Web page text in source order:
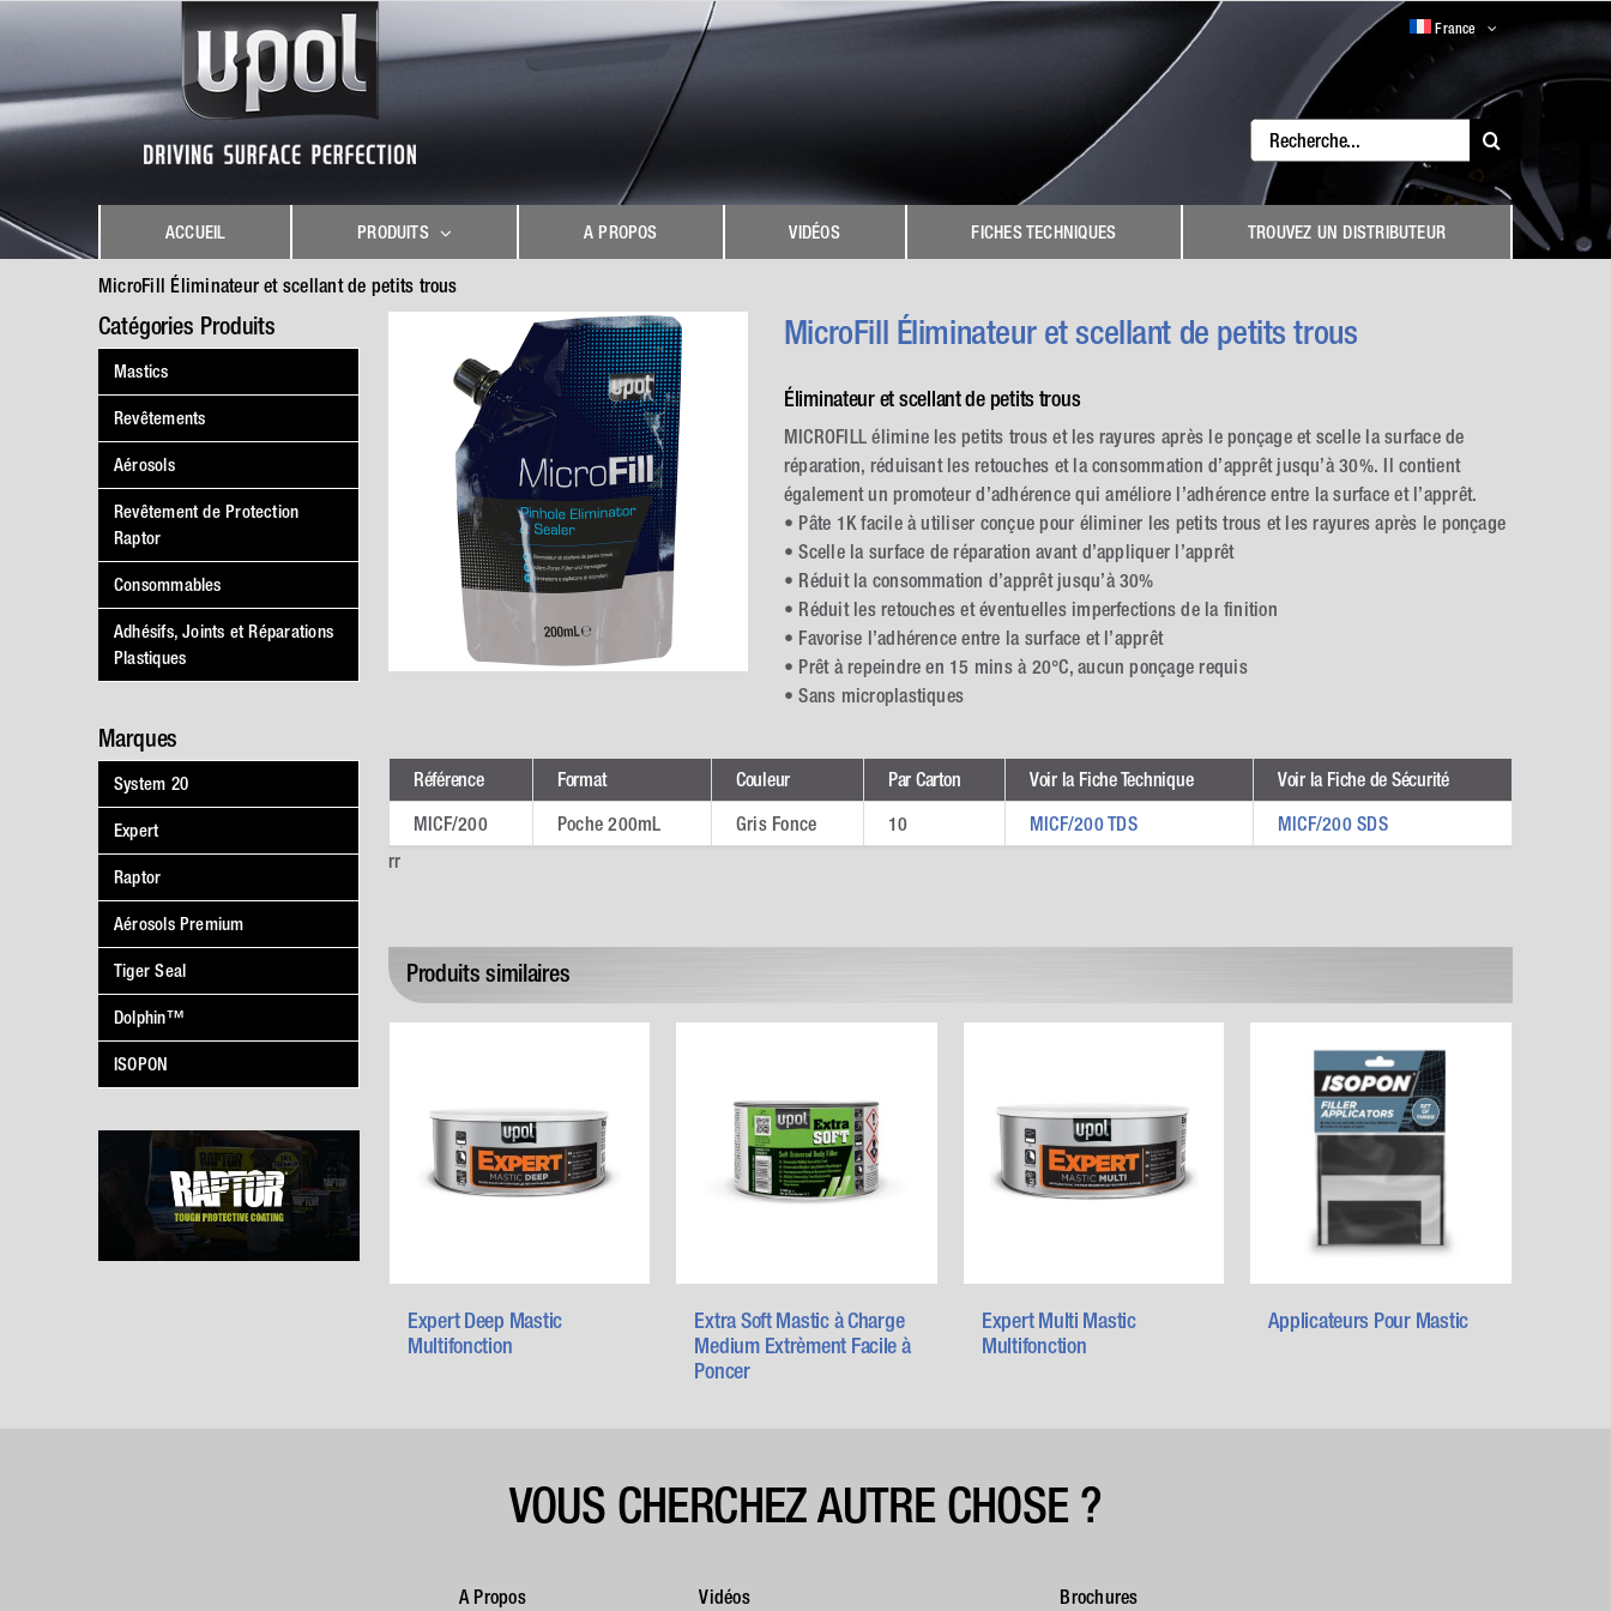
France
Search
for:
ACCUEIL PRODUITS A PROPOS VIDÉOS FICHES TECHNIQUES TROUVEZ UN DISTRIBUTEUR
MicroFill Éliminateur et scellant de petits trous
MicroFill Éliminateur et scellant de petits trous
Éliminateur et scellant de petits trous
MICROFILL élimine les petits trous et les rayures après le ponçage et scelle la surface de
réparation, réduisant les retouches et la consommation d’apprêt jusqu’à 30%. Il contient
également un promoteur d’adhérence qui améliore l’adhérence entre la surface et l’apprêt.
• Pâte 1K facile à utiliser conçue pour éliminer les petits trous et les rayures après le ponçage
• Scelle la surface de réparation avant d’appliquer l’apprêt
• Réduit la consommation d’apprêt jusqu’à 30%
• Réduit les retouches et éventuelles imperfections de la finition
• Favorise l’adhérence entre la surface et l’apprêt
• Prêt à repeindre en 15 mins à 20°C, aucun ponçage requis
• Sans microplastiques
Référence Format Couleur Par Carton Voir la Fiche Technique Voir la Fiche de Sécurité
MICF/200 Poche 200mL Gris Fonce 10 MICF/200 TDS
MICF/200 SDS
rr
Produits similaires
Expert Deep Mastic
Multifonction
Extra Soft Mastic à Charge
Medium Extrèment Facile à
Poncer
Expert Multi Mastic
Multifonction
Applicateurs Pour Mastic
Catégories Produits
Mastics
Revêtements
Aérosols
Revêtement de Protection
Raptor
Consommables
Adhésifs, Joints et Réparations
Plastiques
Marques
System 20
Expert
Raptor
Aérosols Premium
Tiger Seal
Dolphin™
ISOPON
VOUS CHERCHEZ AUTRE CHOSE ?
A Propos Vidéos Brochures